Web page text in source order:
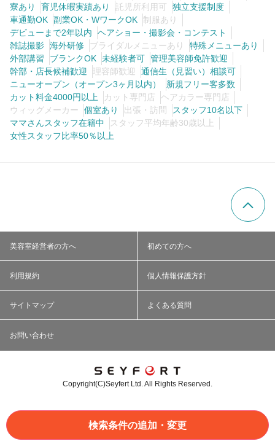
寮あり
育児休暇実績あり 託児所利用可
独立支援制度
車通勤OK 副業OK・WワークOK 制服あり
デビューまで2年以内
ヘアショー・撮影会・コンテスト
雑誌撮影 海外研修 ブライダルメニューあり
特殊メニューあり
外部講習
ブランクOK 未経験者可 管理美容師免許歓迎
幹部・店長候補歓迎
理容師歓迎
通信生（見習い）相談可
ニューオープン（オープン3ヶ月以内）
新規フリー客多数
カット料金4000円以上
カット専門店
ヘアカラー専門店
ウィッグメーカー
個室あり 出張・訪問
スタッフ10名以下
ママさんスタッフ在籍中
スタッフ平均年齢30歳以上
女性スタッフ比率50％以上
検索条件の追加・変更
美容室経営者の方へ 初めての方へ
利用規約 個人情報保護方針
サイトマップ よくある質問
お問い合わせ
Copyright(C)Seyfert Ltd. All Rights Reserved.